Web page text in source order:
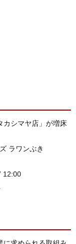
カシマヤ店」が増床
ラワンぶき
12:00